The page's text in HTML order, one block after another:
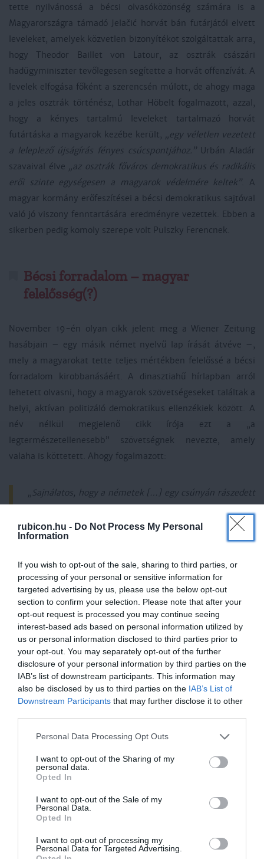
rubicon.hu - Do Not Process My Personal
Information
If you wish to opt-out of the sale, sharing to third parties, or
processing of your personal or sensitive information for
targeted advertising by us, please use the below opt-out
section to confirm your selection. Please note that after your
opt-out request is processed you may continue seeing
interest-based ads based on personal information utilized by
us or personal information disclosed to third parties prior to
your opt-out. You may separately opt-out of the further
disclosure of your personal information by third parties on the
IAB’s list of downstream participants. This information may
also be disclosed by us to third parties on the IAB’s List of
Downstream Participants that may further disclose it to other
Please note that this website/app uses one or more Google
not limited to your visit or usage behaviour. You may click to
grant or deny consent to Google and its third-party tags to
use your data for below specified purposes in below Google
consent section.
Personal Data Processing Opt Outs
I want to opt-out of the Sharing of my
personal data.
Opted In
I want to opt-out of the Sale of my
Personal Data.
Opted In
I want to opt-out of processing my
Personal Data for Targeted Advertising.
tette nyilvánossá a bécsi olvasóközönség számára is a
Magyarországra támadó Jelačić horvát bán futárjától elvett
leveleket, amelyek közvetlen bizonyítékot szolgáltattak arra,
hogy Theodor Baillet von Latour, az osztrák császári
hadügyminiszter tevőlegesen segítette a horvát offenzívát. A
levelek elfogása főként a szerencsén múlott, de ahogy maga
a jeles osztrák történész, Lothar Höbelt fogalmazott, azzal,
hogy a kényes tartalmú leveleket tartalmazó horvát
futártáska a magyarok kezébe került,
„egy véletlen vezetett
a leleplező újságírás fényes csúcspontjához.” Urbán Aladár
szavaival élve
„az osztrák főváros demokratikus és radikális
erői szinte egységesen a magyarok védelmére keltek”. A
magyar kormány erőfeszítései a bécsi demokratikus sajtóval
való jó viszony fenntartására eredményre vezettek. Ebben a
sikerben pedig komoly szerepe volt Pulszky Ferencnek.
Bécsi forradalom – magyar
felelősség(?)
November 19-én olyan cikk jelent meg a Wiener Zeitung
hasábjain – egy másik német nyelvű lap írását átvéve –,
mely a magyarokat tette teljes mértékben felelőssé a bécsi
forradalom kirobbanásáért. A dinasztiahű hírlapban arról
lehetett olvasni, hogy a magyarok szövetségeseket találtak a
helyi, aktívan politizáló demokratikus ellenzékiek között. A
név nélkül megjelenő cikk írója ezt a „a
legtermészetellenesebb” szövetségnek nevezte, amely
valaha is köttetett. Ahogy fogalmazott:
„Sajnálatos, hogy a németek […] egy csúnyán rászedett
ellenségek között egyaránt hazugsággal és csalással
közlekedő magyarok mellett! Nincs olyan klub vagy
alteregói az úgynevezett magyar
külügyminisztériumból, akár megrögzött arisztokraták
vagy a bécsi zsidó demokrácia emberei, szót nem
kértek, hogy Kossuth Ausztria elleni gyalázatos,
hitszegő politikáját igazolják…”
A cikkíró szerint a magyarok„gyalázatos mesterkedése”
épült, hogy az általuk valójában megvetett svábokkal
legszívélyesebb testvéri barátságot”demonstrálják és ezzel
megnyerjék maguknak azokat a német patriótákat, akik a
„pánszlávizmus a szláv kongresszus óta kísértő szelleme”
létrejöttéhez. Sajnálkozva jelentette ki, hogy a németek
vitték vásárra a bőrüket azért, hogy
Ausztria romjain felemelkedhessen”. A magyarok már ekkor
„Magyarország elszakadásának tendenciáját”
„magyar júdáspénzek”is. Az októberi forradalom kapcsán a